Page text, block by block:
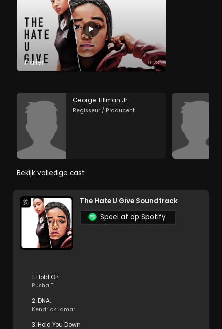
Trailer 01:28
George Tillman Jr.
Regisseur / Producent
Bekijk volledige cast
The Hate U Give Soundtrack
Speel af op Spotify
1. Hold On
Pusha T
2. DNA.
Kendrick Lamar
3. Hold You Down